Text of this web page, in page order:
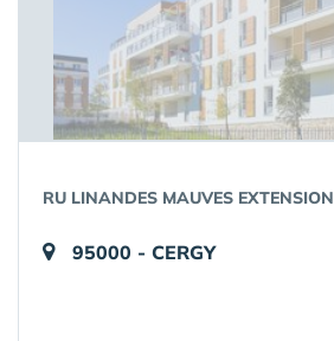
RU LINANDES MAUVES EXTENSION
95000 - CERGY